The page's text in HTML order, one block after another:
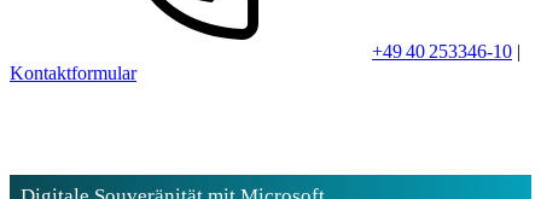
+49 40 253346-10 |
Kontaktformular